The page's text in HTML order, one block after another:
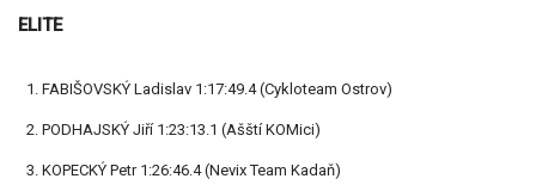
ELITE
FABIŠOVSKÝ Ladislav 1:17:49.4 (Cykloteam Ostrov)
PODHAJSKÝ Jiří 1:23:13.1 (Ašští KOMici)
KOPECKÝ Petr 1:26:46.4 (Nevix Team Kadaň)